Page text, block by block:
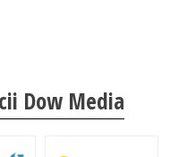
Dow Media